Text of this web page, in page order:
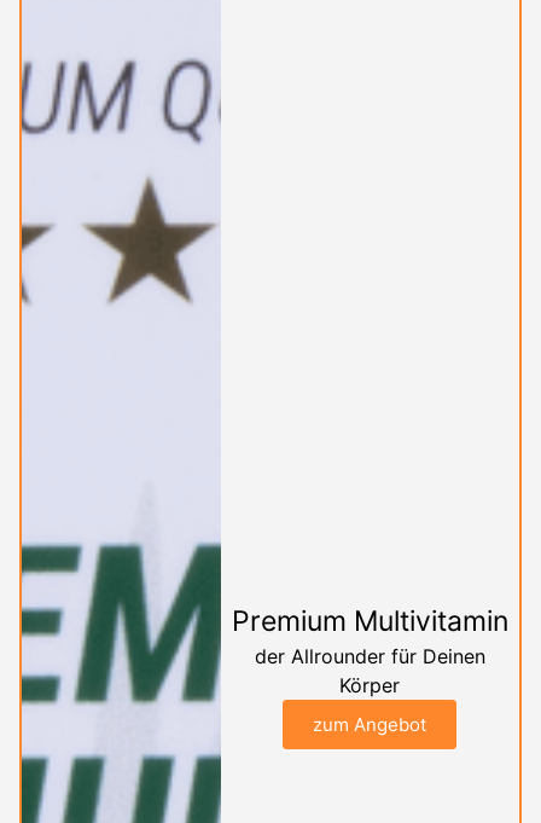
Premium Multivitamin
der Allrounder für Deinen
Körper
zum Angebot